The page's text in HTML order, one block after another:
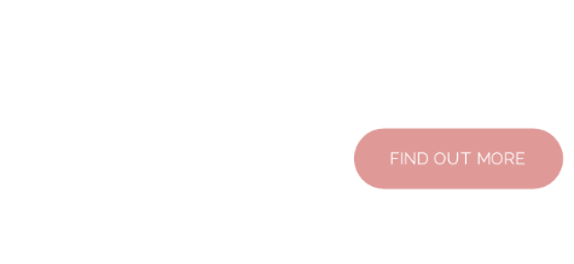
FIND OUT MORE